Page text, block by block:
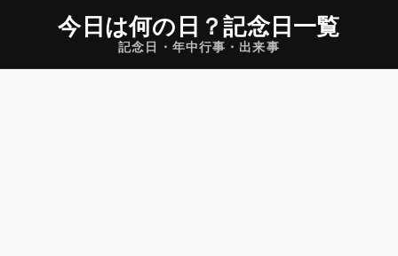
今日は何の日 ？記念日一覧
記念日・年中行事・出来事